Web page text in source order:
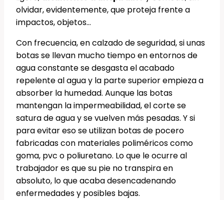
olvidar, evidentemente, que proteja frente a
impactos, objetos…
Con frecuencia, en calzado de seguridad, si unas
botas se llevan mucho tiempo en entornos de
agua constante se desgasta el acabado
repelente al agua y la parte superior empieza a
absorber la humedad. Aunque las botas
mantengan la impermeabilidad, el corte se
satura de agua y se vuelven más pesadas. Y si
para evitar eso se utilizan botas de pocero
fabricadas con materiales poliméricos como
goma, pvc o poliuretano. Lo que le ocurre al
trabajador es que su pie no transpira en
absoluto, lo que acaba desencadenando
enfermedades y posibles bajas.